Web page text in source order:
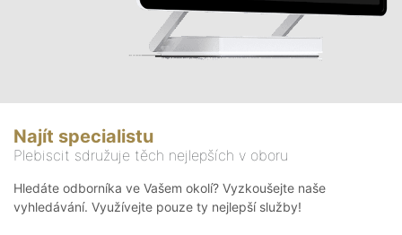
Najít specialistu
Plebiscit sdružuje těch nejlepších v oboru
Hledáte odborníka ve Vašem okolí? Vyzkoušejte naše
vyhledávání. Využívejte pouze ty nejlepší služby!